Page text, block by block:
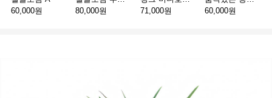
60,000원
80,000원
71,000원
60,000원